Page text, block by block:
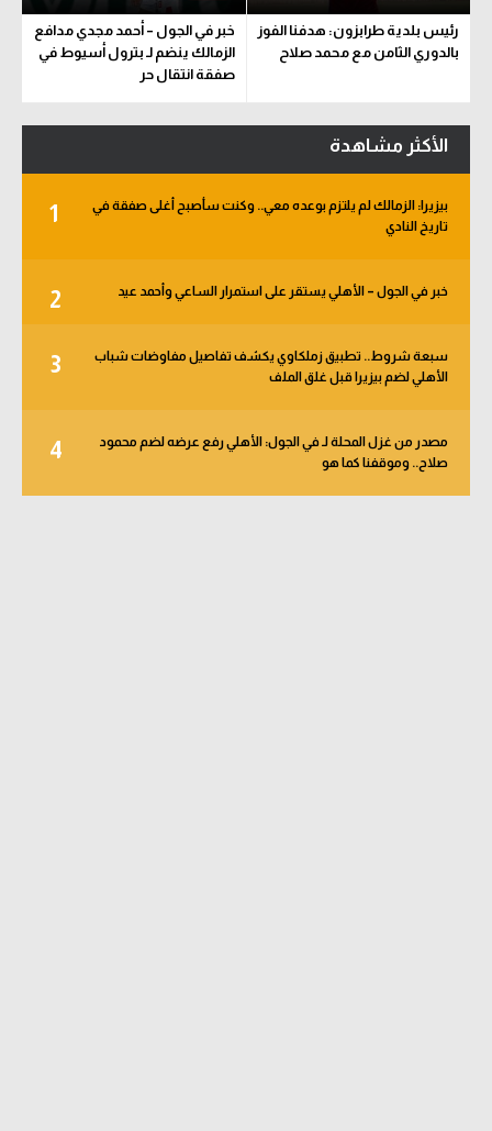
رئيس بلدية طرابزون: هدفنا الفوز
بالدوري الثامن مع محمد صلاح
خبر في الجول – أحمد مجدي مدافع
الزمالك ينضم لـ بترول أسيوط في
صفقة انتقال حر
الأكثر مشاهدة
1
بيزيرا: الزمالك لم يلتزم بوعده معي.. وكنت سأصبح أغلى صفقة في
تاريخ النادي
2 خبر في الجول – الأهلي يستقر على استمرار الساعي وأحمد عيد
3
سبعة شروط.. تطبيق زملكاوي يكشف تفاصيل مفاوضات شباب
الأهلي لضم بيزيرا قبل غلق الملف
4
مصدر من غزل المحلة لـ في الجول: الأهلي رفع عرضه لضم محمود
صلاح.. وموقفنا كما هو